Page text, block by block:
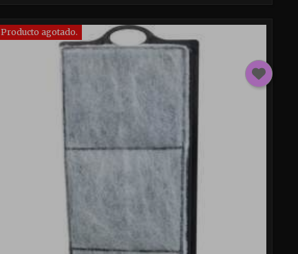
Producto agotado.